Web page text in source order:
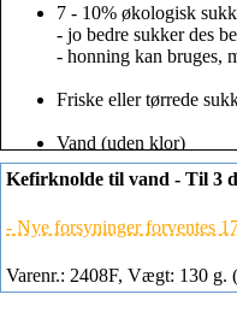
7 - 10% økologisk
- jo bedre sukker des
- honning kan bruges,
Friske eller tørrede
Vand (uden klor)
Fremstilling af vandkefir
Opløs sukkeret i lidt
Kefirknolde til vand - Til 3
- Nye forsyninger forventes
Varenr.: 2408F, Vægt: 130 g.